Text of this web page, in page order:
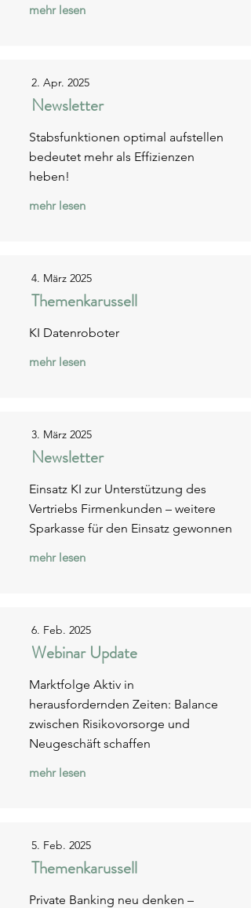
mehr lesen
2. Apr. 2025
Newsletter
Stabsfunktionen optimal aufstellen
bedeutet mehr als Effizienzen
heben!
mehr lesen
4. März 2025
Themenkarussell
KI Datenroboter
mehr lesen
3. März 2025
Newsletter
Einsatz KI zur Unterstützung des
Vertriebs Firmenkunden – weitere
Sparkasse für den Einsatz gewonnen
mehr lesen
6. Feb. 2025
Webinar Update
Marktfolge Aktiv in
herausfordernden Zeiten: Balance
zwischen Risikovorsorge und
Neugeschäft schaffen
mehr lesen
5. Feb. 2025
Themenkarussell
Private Banking neu denken –